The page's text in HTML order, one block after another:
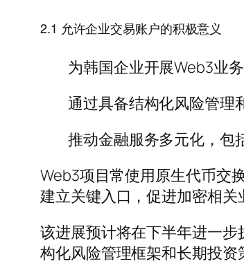
2.1 允许企业交易账户的积极意义
为韩国企业开展Web3业
通过具备结构化风险管理
推动金融服务多元化，包
Web3项目常使用原生代币交
建立关键入口，促进加密相关
该进展预计将在下半年进一
构化风险管理框架和长期投